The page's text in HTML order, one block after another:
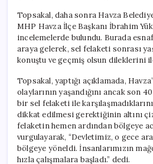
Topsakal, daha sonra Havza
MHP Havza İlçe Başkanı İbrahim
incelemelerde bulundu. Burada
araya gelerek, sel felaketi sonrası
konuştu ve geçmiş olsun dileklerini
Topsakal, yaptığı açıklamada,
olaylarının yaşandığını ancak son
bir sel felaketi ile
dikkat edilmesi gerektiğinin altını
felaketin hemen ardından bölgeye
vurgulayarak, “Devletimiz, o gece
bölgeye yöneldi. İnsanlarımızın
hızla çalışmalara başladı.” dedi.